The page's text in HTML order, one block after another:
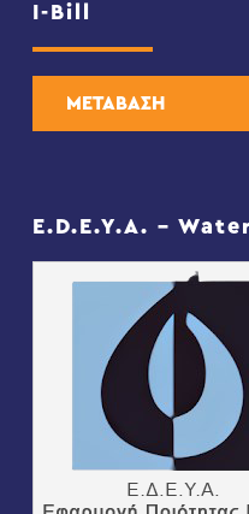
I-Bill
ΜΕΤΑΒΑΣΗ
E.D.E.Y.A. –